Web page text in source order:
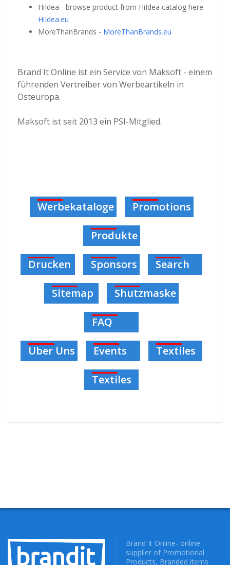
HiIdea - browse product from HiIdea catalog here
HiIdea.eu
MoreThanBrands - MoreThanBrands.eu
Brand It Online ist ein Service von Maksoft - einem
führenden Vertreiber von Werbeartikeln in
Osteuropa.
Maksoft ist seit 2013 ein PSI-Mitglied.
Werbekataloge Promotions
Produkte
Drucken Sponsors Search
Sitemap Shutzmaske
FAQ
Uber Uns Events Textiles
Textiles
Brand It Online- online
supplier of Promotional
Products, Branded items